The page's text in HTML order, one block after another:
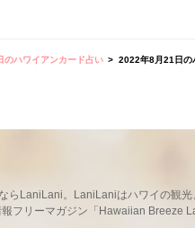
のハワイアンカード占い 2022年8月21日の
らLaniLani。LaniLaniはハワイの観
フリーマガジン「Hawaiian Breeze